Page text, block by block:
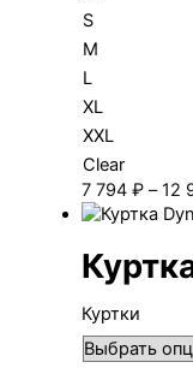
S
M
L
XL
XXL
Clear
7 794 ₽ – 12
Куртки